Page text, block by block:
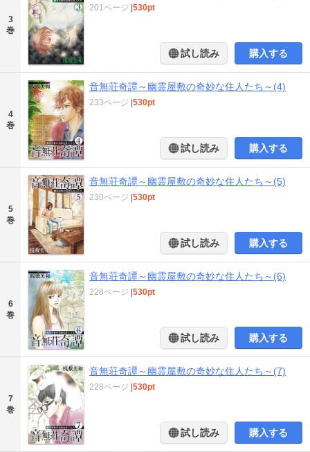
3
巻
201ページ 530pt
試し読み 購入する
4
巻
音無荘奇譚～幽霊屋敷の奇妙な住人たち～(4)
233ページ 530pt
試し読み 購入する
5
巻
音無荘奇譚～幽霊屋敷の奇妙な住人たち～(5)
230ページ 530pt
試し読み 購入する
6
巻
音無荘奇譚～幽霊屋敷の奇妙な住人たち～(6)
228ページ 530pt
試し読み 購入する
7
巻
音無荘奇譚～幽霊屋敷の奇妙な住人たち～(7)
228ページ 530pt
試し読み 購入する